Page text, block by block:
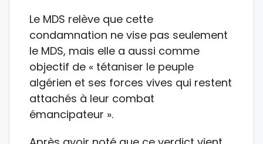
Le MDS relève que cette
condamnation ne vise pas seulement
le MDS, mais elle a aussi comme
objectif de « tétaniser le peuple
algérien et ses forces vives qui restent
attachés à leur combat
émancipateur ».